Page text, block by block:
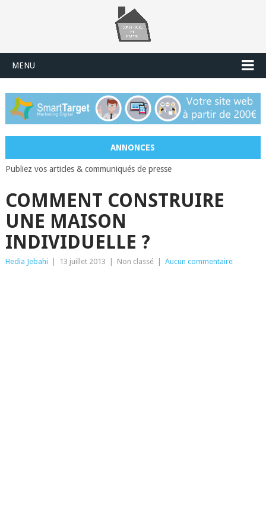
MENU
ANNONCES
Publiez vos articles & communiqués de presse
COMMENT CONSTRUIRE
UNE MAISON
INDIVIDUELLE ?
Hedia Jebahi 13 juillet 2013 Non classé Aucun commentaire